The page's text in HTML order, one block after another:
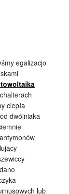
egalizacjo
ciepła
dwójniaka
lub